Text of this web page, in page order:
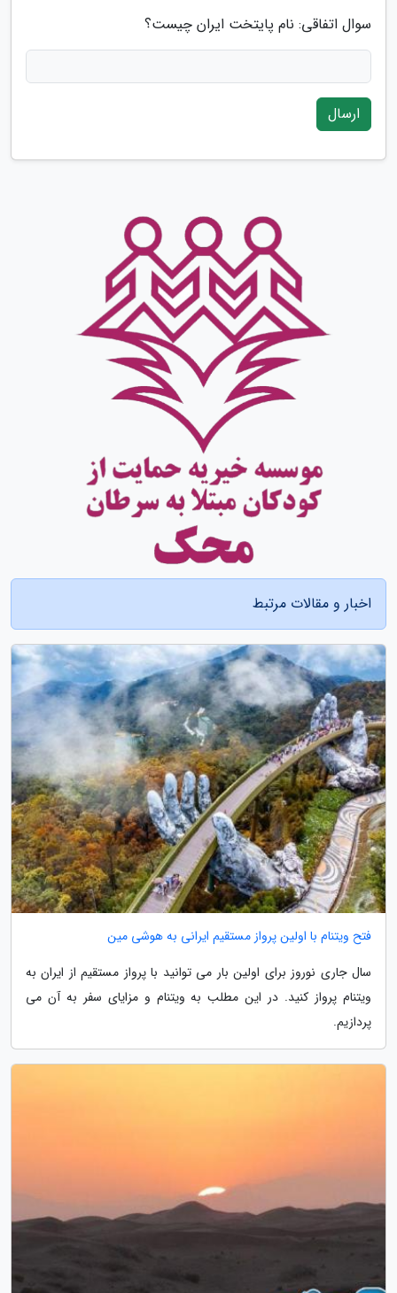
سوال اتفاقی: نام پایتخت ایران چیست؟
ارسال
اخبار و مقالات مرتبط
فتح ویتنام با اولین پرواز مستقیم ایرانی به هوشی مین
سال جاری نوروز برای اولین بار می توانید با پرواز مستقیم از ایران به
ویتنام پرواز کنید. در این مطلب به ویتنام و مزایای سفر به آن می
پردازیم.